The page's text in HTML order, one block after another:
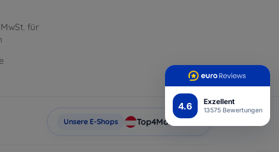
4.6 Exzellent
13575 Bewertungen
für
Unsere E-Shops Top4Mobile.at